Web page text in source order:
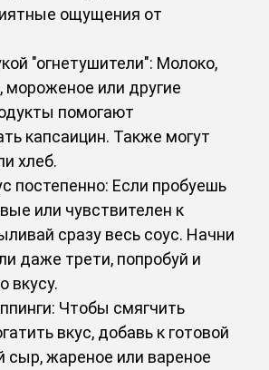
ощущения от
"огнетушители": Молоко,
мороженое или другие
помогают
капсаицин. Также могут
хлеб.
постепенно: Если пробуешь
или чувствителен к
сразу весь соус. Начни
даже трети, попробуй и
вкусу.
Чтобы смягчить
вкус, добавь к готовой
сыр, жареное или вареное